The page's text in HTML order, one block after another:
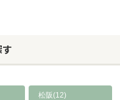
松阪(12)